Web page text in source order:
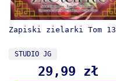
Zapiski zielarki Tom 13
PRODUCENT
STUDIO JG
Cena
29,99 zł